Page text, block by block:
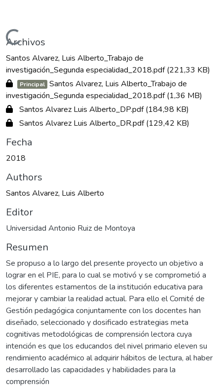
Cargando...
Archivos
Santos Alvarez, Luis Alberto_Trabajo de
investigación_Segunda especialidad_2018.pdf(221,33 KB)
Principal Santos Alvarez, Luis Alberto_Trabajo de
investigación_Segunda especialidad_2018.pdf(1,36 MB)
Santos Alvarez Luis Alberto_DP.pdf(184,98 KB)
Santos Alvarez Luis Alberto_DR.pdf(129,42 KB)
Fecha
2018
Authors
Santos Alvarez, Luis Alberto
Editor
Universidad Antonio Ruiz de Montoya
Resumen
Se propuso a lo largo del presente proyecto un objetivo a
lograr en el PIE, para lo cual se motivó y se comprometió a
los diferentes estamentos de la institución educativa para
mejorar y cambiar la realidad actual. Para ello el Comité de
Gestión pedagógica conjuntamente con los docentes han
diseñado, seleccionado y dosificado estrategias meta
cognitivas metodológicas de comprensión lectora cuya
intención es que los educandos del nivel primario eleven su
rendimiento académico al adquirir hábitos de lectura, al haber
desarrollado las capacidades y habilidades para la
comprensión